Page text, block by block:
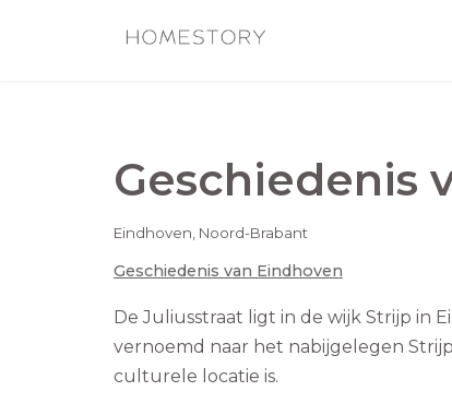
Geschiedenis
Eindhoven, Noord-Brabant
Geschiedenis van Eindhoven
De Juliusstraat ligt in de wijk Strijp in
vernoemd naar het nabijgelegen
culturele locatie is.